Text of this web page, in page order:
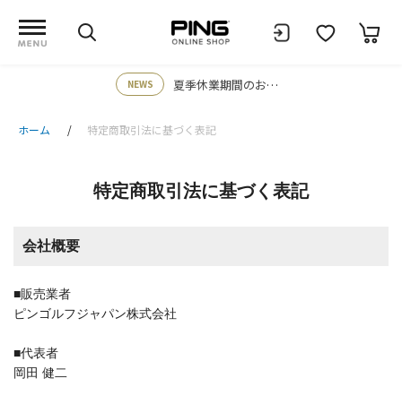
NEWS 夏季休業期間のお知らせ
ホーム 特定商取引法に基づく表記
特定商取引法に基づく表記
会社概要
■販売業者
ピンゴルフジャパン株式会社
■代表者
岡田 健二